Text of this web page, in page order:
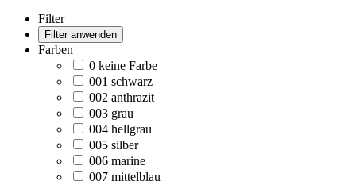
Filter
Filter anwenden
Farben
0 keine Farbe
001 schwarz
002 anthrazit
003 grau
004 hellgrau
005 silber
006 marine
007 mittelblau